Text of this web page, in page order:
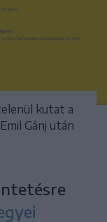
kutat a
Gânj után